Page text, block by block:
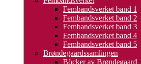
Fembandsverket band 1
Fembandsverket band 2
Fembandsverket band 3
Fembandsverket band 4
Fembandsverket band 5
Brøndegaardssamlingen
Böcker av Brøndegaard